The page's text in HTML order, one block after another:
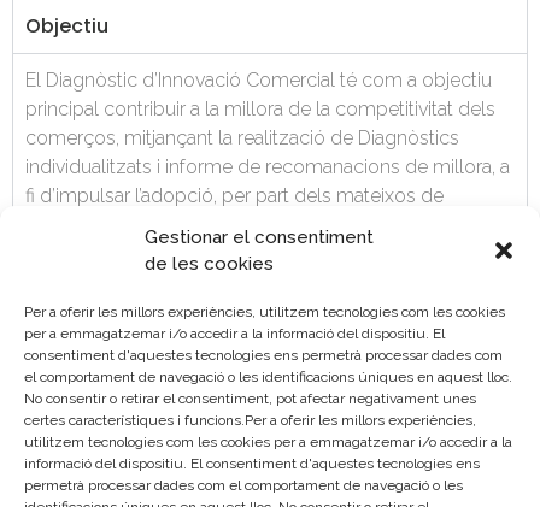
Gestionar el consentiment
de les cookies
Per a oferir les millors experiències, utilitzem tecnologies com les cookies
per a emmagatzemar i/o accedir a la informació del dispositiu. El
consentiment d'aquestes tecnologies ens permetrà processar dades com
el comportament de navegació o les identificacions úniques en aquest lloc.
No consentir o retirar el consentiment, pot afectar negativament unes
certes característiques i funcions.Per a oferir les millors experiències,
utilitzem tecnologies com les cookies per a emmagatzemar i/o accedir a la
informació del dispositiu. El consentiment d'aquestes tecnologies ens
permetrà processar dades com el comportament de navegació o les
Objectiu
El Diagnòstic d’Innovació Comercial té com a objectiu
principal contribuir a la millora de la competitivitat dels
comerços, mitjançant la realització de Diagnòstics
individualitzats i informe de recomanacions de millora, a
fi d’impulsar l’adopció, per part dels mateixos de
metodologies i solucions que permeten millorar la seua
situació competitiva.
Dirigit a
Convocatòria
Llistat de sol·licituds admeses i en espera
Presentació de sol·licituds